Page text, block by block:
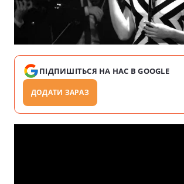
ПІДПИШІТЬСЯ НА НАС В GOOGLE
ДОДАТИ ЗАРАЗ